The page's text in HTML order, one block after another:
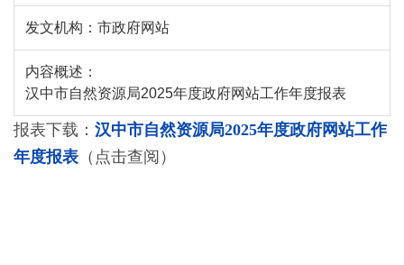
发文机构： 市政府网站
内容概述：
汉中市自然资源局2025年度政府网站工作年度报表
报表下载： 汉中市自然资源局2025年度政府网站工作
年度报表 （点击查阅）